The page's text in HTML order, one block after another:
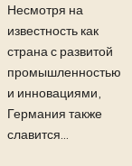
Несмотря на
известность как
страна с развитой
промышленностью
и инновациями,
Германия также
славится...